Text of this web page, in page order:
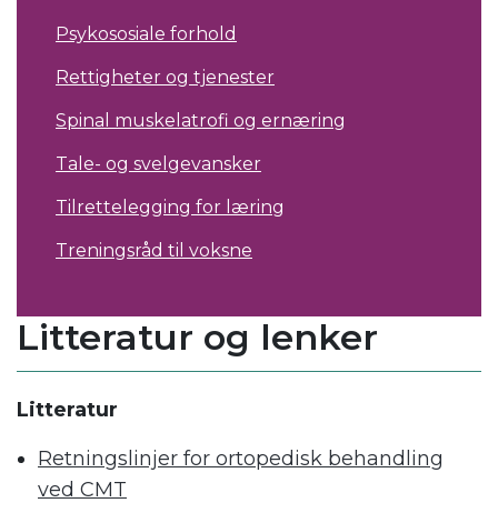
Psykososiale forhold
Rettigheter og tjenester
Spinal muskelatrofi og ernæring
Tale- og svelgevansker
Tilrettelegging for læring
Treningsråd til voksne
Litteratur og lenker
Litteratur
Retningslinjer for ortopedisk behandling
ved CMT